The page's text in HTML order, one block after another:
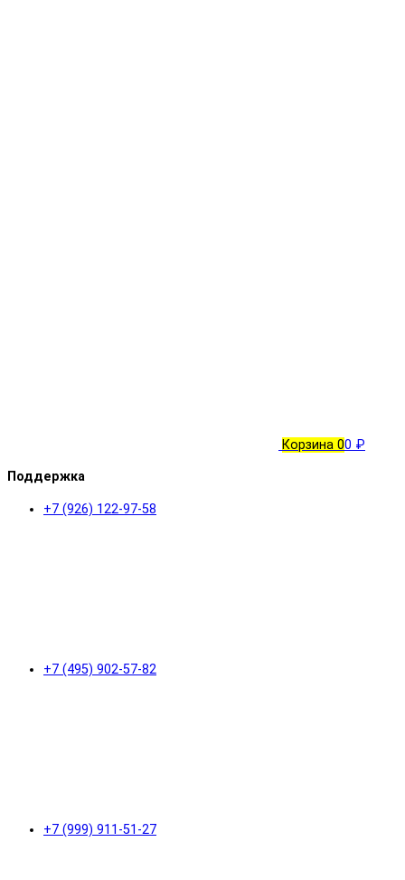
Корзина 00 ₽
Поддержка
+7 (926) 122-97-58
+7 (495) 902-57-82
+7 (999) 911-51-27